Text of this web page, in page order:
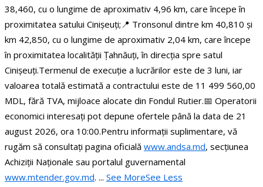
38,460, cu o lungime de aproximativ 4,96 km, care începe în
proximitatea satului Cinișeuți; 📍 Tronsonul dintre km 40,810 și
km 42,850, cu o lungime de aproximativ 2,04 km, care începe
în proximitatea localității Țahnăuți, în direcția spre satul
Cinișeuți.Termenul de execuție a lucrărilor este de 3 luni, iar
valoarea totală estimată a contractului este de 11 499 560,00
MDL, fără TVA, mijloace alocate din Fondul Rutier.📅 Operatorii
economici interesați pot depune ofertele până la data de 21
august 2026, ora 10:00.Pentru informații suplimentare, vă
rugăm să consultați pagina oficială www.andsa.md, secțiunea
Achiziții Naționale sau portalul guvernamental
www.mtender.gov.md. ... See MoreSee Less